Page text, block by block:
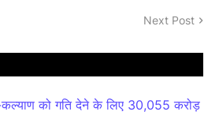
Next Post
को गति देने के लिए 30,055 करोड़